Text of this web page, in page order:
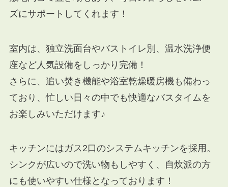
ズにサポートしてくれます！
室内は、独立洗面台やバストイレ別、温水洗浄便
座など人気設備をしっかり完備！
さらに、追い焚き機能や浴室乾燥暖房機も備わっ
ており、忙しい日々の中でも快適なバスタイムを
お楽しみいただけます♪
キッチンにはガス2口のシステムキッチンを採用。
シンクが広いので洗い物もしやすく、自炊派の方
にも使いやすい仕様となっております！